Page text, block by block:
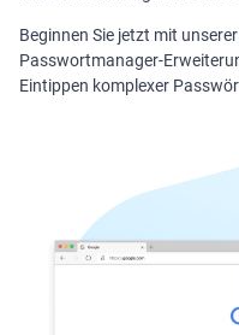
Beginnen Sie jetzt mit
Passwortmanager-
Eintippen komplexer